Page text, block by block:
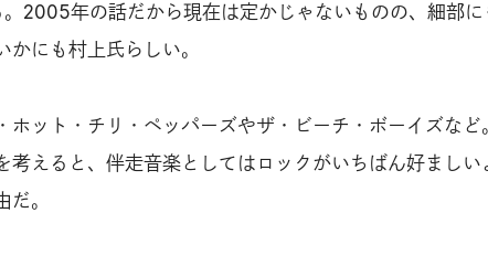
2005年の話だから現在は定かじゃないものの、細部に
にも村上氏らしい。
ホット・チリ・ペッパーズやザ・ビーチ・ボーイズなど
考えると、伴走音楽としてはロックがいちばん好ましい
。